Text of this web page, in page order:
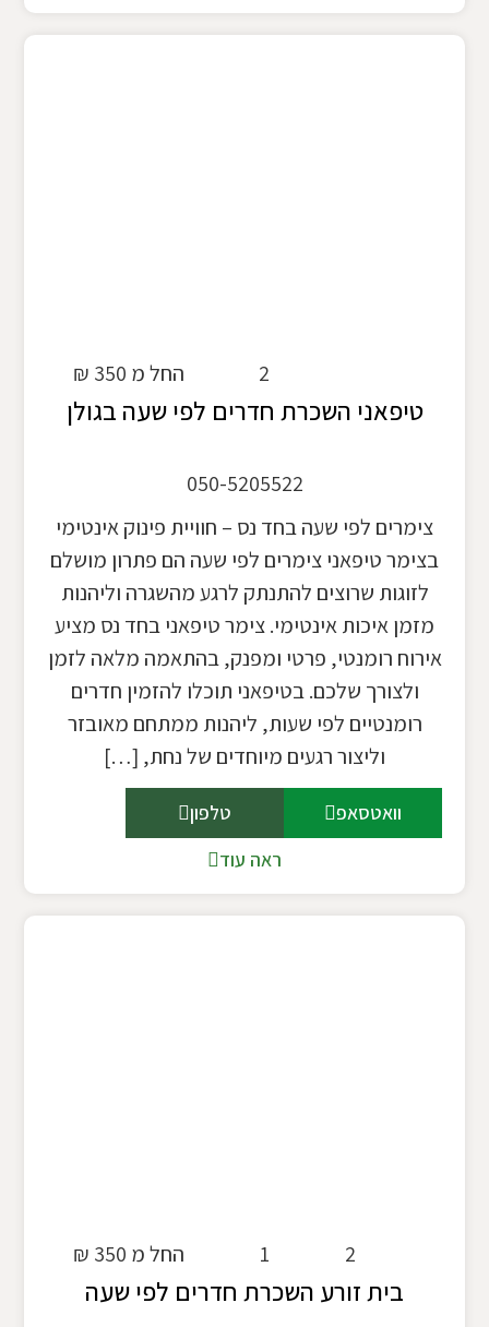
החל מ 350 ₪ 2
טיפאני השכרת חדרים לפי שעה בגולן
050-5205522
צימרים לפי שעה בחד נס – חוויית פינוק אינטימי
בצימר טיפאני צימרים לפי שעה הם פתרון מושלם
לזוגות שרוצים להתנתק לרגע מהשגרה וליהנות
מזמן איכות אינטימי. צימר טיפאני בחד נס מציע
אירוח רומנטי, פרטי ומפנק, בהתאמה מלאה לזמן
ולצורך שלכם. בטיפאני תוכלו להזמין חדרים
רומנטיים לפי שעות, ליהנות ממתחם מאובזר
וליצור רגעים מיוחדים של נחת, […]
וואטסאפ
טלפון
ראה עוד
החל מ 350 ₪ 1 2
בית זורע השכרת חדרים לפי שעה